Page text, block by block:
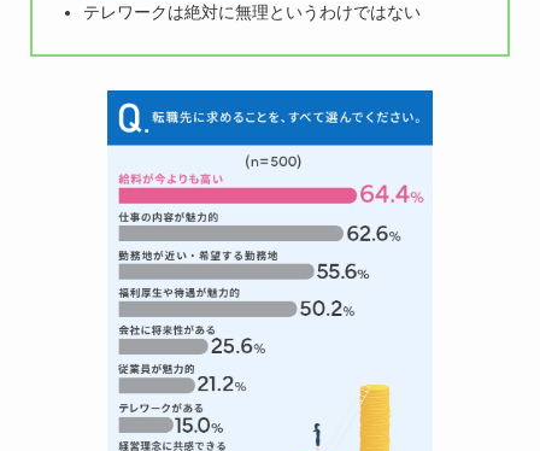
テレワークは絶対に無理というわけではない